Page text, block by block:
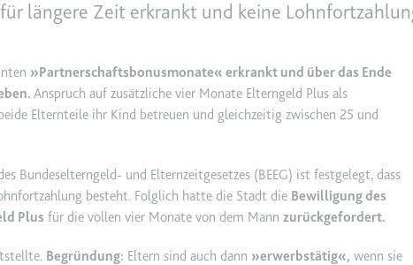
Wird verwendet, um Daten zu Google Analytics über das
senden. Erfasst den Besucher über Geräte und
Typ:
HTTP-Cookie
smartlaw.de
behalten.
längere Zeit erkrankt und keine
»Partnerschaftsbonusmonate« erkrankt und über das Ende
Anspruch auf zusätzliche vier Monate Elterngeld Plus als
Elternteile ihr Kind betreuen und gleichzeitig zwischen 25 und
Bundeselterngeld- und Elternzeitgesetzes (BEEG) ist festgelegt, dass
besteht. Folglich hatte die Stadt die Bewilligung des
Plus für die vollen vier Monate von dem Mann zurückgefordert.
Begründung: Eltern sind auch dann »erwerbstätig«, wenn sie